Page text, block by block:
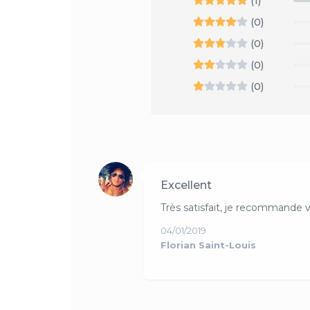
(0)
(0)
(0)
(0)
Excellent
Très satisfait, je recommande
04/01/2019
Florian Saint-Louis